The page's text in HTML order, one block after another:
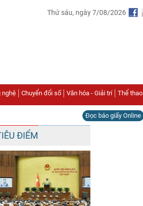
Thứ sáu, ngày 7/08/2026
nghệ Chuyển đổi số Văn hóa - Giải trí Thể thao
Đọc báo giấy Online
ĐIỂM